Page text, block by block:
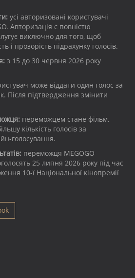
усі авторизовані користувачі
Авторизація є повністю
виключно для того, щоб
і прозорість підрахунку голосів.
з 15 до 30 червня 2026 року
може віддати один голос за
Після підтвердження змінити
переможцем стане фільм,
кількість голосів за
голосування.
переможця MEGOGO
25 липня 2026 року під час
10-ї Національної кінопремії